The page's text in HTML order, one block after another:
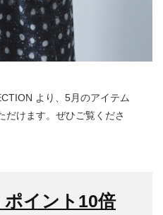
より、5月のアイテム
だけます。ぜひご覧くださ
ポイント10倍